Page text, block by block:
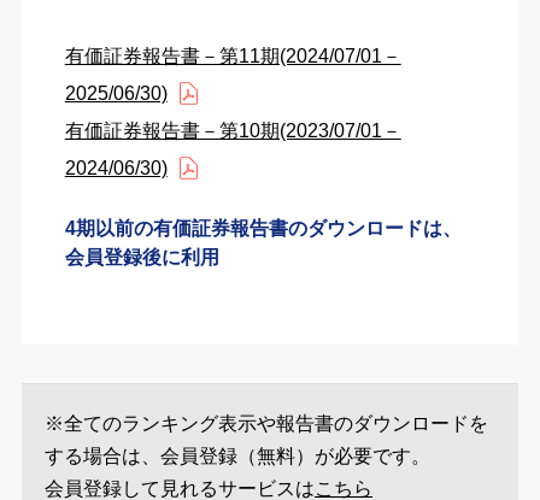
有価証券報告書－第11期(2024/07/01－
2025/06/30)
有価証券報告書－第10期(2023/07/01－
2024/06/30)
4期以前の有価証券報告書のダウンロードは、
会員登録後に利用
※全てのランキング表示や報告書のダウンロードを
する場合は、会員登録（無料）が必要です。
会員登録して見れるサービスはこちら